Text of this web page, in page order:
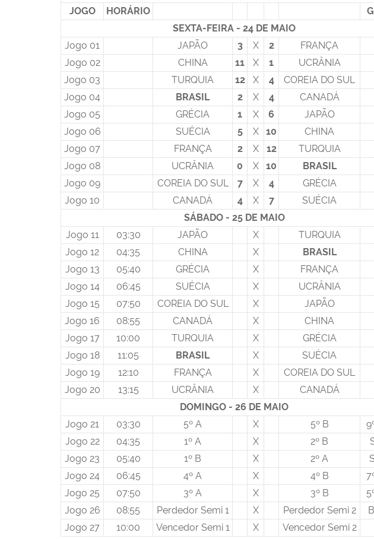
JOGO
HORÁRIO
SEXTA-FEIRA - 24 DE MAIO
Jogo 01
JAPÃO 3 X 2 FRANÇA
Jogo 02
CHINA 11 X 1 UCRÂNIA
Jogo 03
TURQUIA 12 X 4 COREIA DO SUL
Jogo 04
BRASIL 2 X 4 CANADÁ
Jogo 05
GRÉCIA 1 X 6 JAPÃO
Jogo 06
SUÉCIA 5 X 10 CHINA
Jogo 07
FRANÇA 2 X 12 TURQUIA
Jogo 08
UCRÂNIA 0 X 10 BRASIL
Jogo 09
COREIA DO SUL 7 X 4 GRÉCIA
Jogo 10
CANADÁ 4 X 7 SUÉCIA
SÁBADO - 25 DE MAIO
Jogo 11
03:30 JAPÃO X TURQUIA
Jogo 12
04:35 CHINA X BRASIL
Jogo 13
05:40 GRÉCIA X FRANÇA
Jogo 14
06:45 SUÉCIA X UCRÂNIA
Jogo 15
07:50 COREIA DO SUL X JAPÃO
Jogo 16
08:55 CANADÁ X CHINA
Jogo 17
10:00 TURQUIA X GRÉCIA
Jogo 18
11:05 BRASIL X SUÉCIA
Jogo 19
12:10 FRANÇA X COREIA DO SUL
Jogo 20
13:15 UCRÂNIA X CANADÁ
DOMINGO - 26 DE MAIO
Jogo 21
03:30 5º A X 5º B
Jogo 22
04:35 1º A X 2º B
Jogo 23
05:40 1º B X 2º A
Jogo 24
06:45 4º A X 4º B
Jogo 25
07:50 3º A X 3º B
Jogo 26
08:55 Perdedor Semi 1 X Perdedor Semi 2
Jogo 27
10:00 Vencedor Semi 1 X Vencedor Semi 2